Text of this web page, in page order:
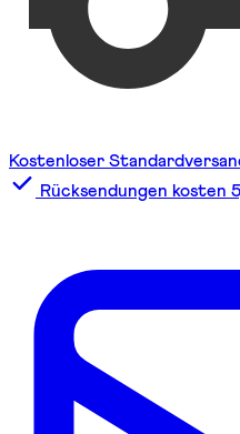
Kostenloser
Rücksendungen kosten